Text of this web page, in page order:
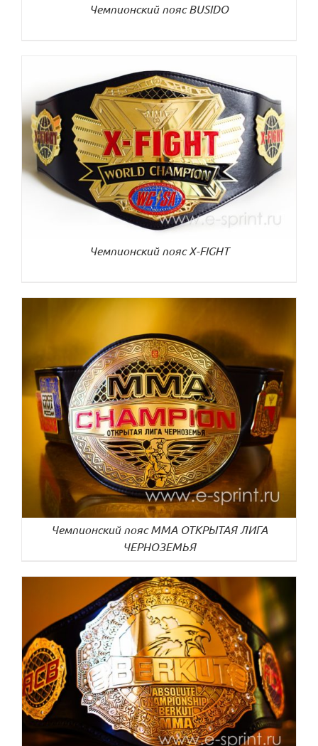
Чемпионский пояс BUSIDO
ДЕТАЛИ
Чемпионский пояс X-FIGHT
ДЕТАЛИ
Чемпионский пояс ММА ОТКРЫТАЯ ЛИГА
ЧЕРНОЗЕМЬЯ
ДЕТАЛИ